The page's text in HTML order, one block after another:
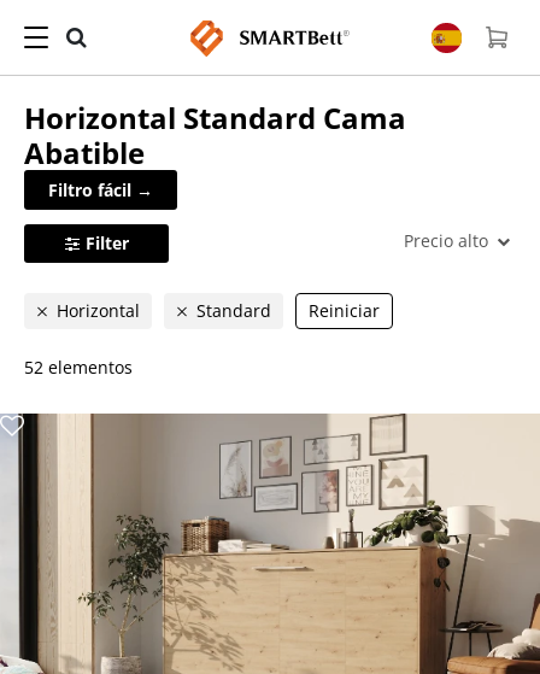
Horizontal Standard Cama
Abatible
Filtro fácil →
Filter Precio alto
Horizontal Standard Reiniciar
52 elementos